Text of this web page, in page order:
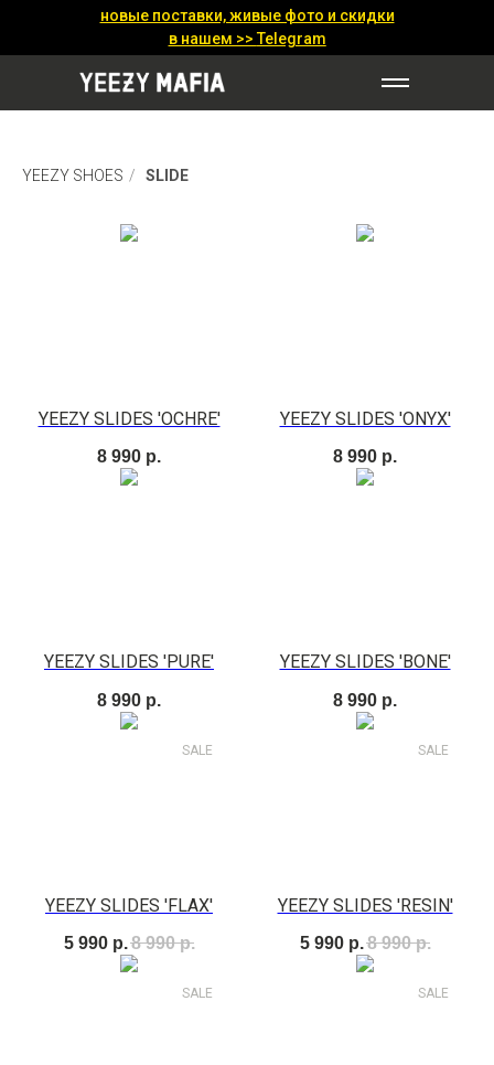
новые поставки, живые фото и скидки
в нашем >>Telegram
YEEZY SHOES / SLIDE
YEEZY SLIDES 'OCHRE'
8 990 р.
YEEZY SLIDES 'ONYX'
8 990 р.
YEEZY SLIDES 'PURE'
8 990 р.
YEEZY SLIDES 'BONE'
8 990 р.
SALE
YEEZY SLIDES 'FLAX'
5 990 р.8 990 р.
SALE
YEEZY SLIDES 'RESIN'
5 990 р.8 990 р.
SALE SALE